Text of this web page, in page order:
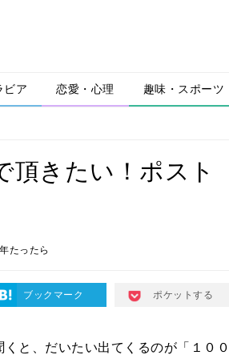
ビア 恋愛・心理 趣味・スポーツ
頂きたい！ポスト
たったら
ブックマーク ポケットする
と、だいたい出てくるのが「１００